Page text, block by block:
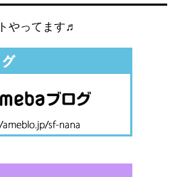
やってます♬